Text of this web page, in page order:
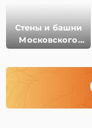
Стены и башни
Московского
Кремля